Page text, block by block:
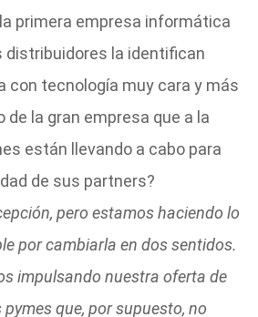
primera empresa informática
distribuidores la identifican
con tecnología muy cara y más
de la gran empresa que a la
están llevando a cabo para
de sus partners?
pero estamos haciendo lo
por cambiarla en dos sentidos.
impulsando nuestra oferta de
que, por supuesto, no